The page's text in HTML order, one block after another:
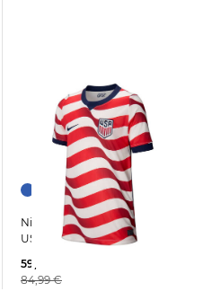
Nike | Kinder Fußballtrikot
USA WM 2026 HOME
59,99 €
84,99 €